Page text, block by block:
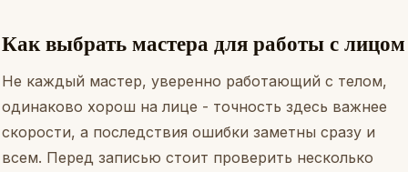
Как выбрать мастера для работы с лицом
Не каждый мастер, уверенно работающий с телом,
одинаково хорош на лице - точность здесь важнее
скорости, а последствия ошибки заметны сразу и
всем. Перед записью стоит проверить несколько